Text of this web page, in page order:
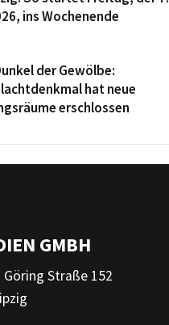
ins Wochenende
der Gewölbe:
hat neue
erschlossen
GMBH
Göring Straße 152